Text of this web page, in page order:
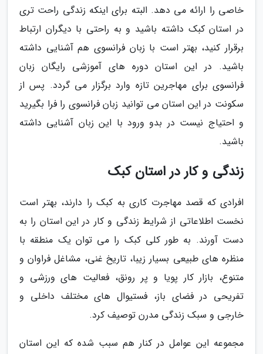
خاصی را ارائه می دهد. البته برای اینکه زندگی راحت تری
در استان کبک داشته باشید و به راحتی با دیگران ارتباط
برقرار کنید، بهتر است با زبان فرانسوی هم آشنایی داشته
باشید. در این استان دوره های آموزشی رایگان زبان
فرانسوی برای مهاجرین تازه وارد برگزار می گردد. پس از
سکونت در این استان می توانید زبان فرانسوی را فرا بگیرید
و احتیاج نیست در بدو ورود با این زبان آشنایی داشته
باشید.
زندگی و کار در استان کبک
افرادی که قصد مهاجرت کاری به کبک را دارند، بهتر است
نخست اطلاعاتی از شرایط زندگی و کار در این استان را به
دست آورند. به طور کلی کبک را می توان یک منطقه با
منظره های طبیعی بسیار زیبا، تاریخ غنی، مشاغل فراوان و
متنوع، بازار کار پویا و پر رونق، فعالیت های ورزشی و
تفریحی در فضای باز، فستیوال های مختلف داخلی و
خارجی و سبک زندگی مدرن توصیف کرد.
مجموعه این عوامل در کنار هم سبب شده که این استان